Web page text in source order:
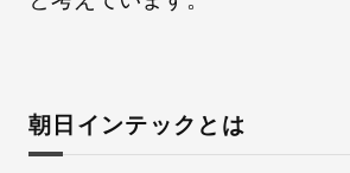
朝日インテックとは